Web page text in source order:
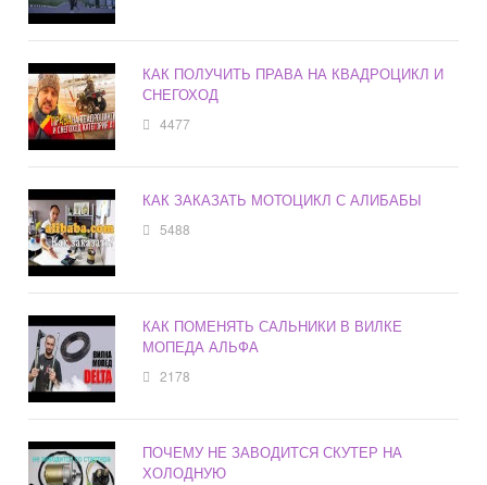
КАК ПОЛУЧИТЬ ПРАВА НА КВАДРОЦИКЛ И
СНЕГОХОД
4477
КАК ЗАКАЗАТЬ МОТОЦИКЛ С АЛИБАБЫ
5488
КАК ПОМЕНЯТЬ САЛЬНИКИ В ВИЛКЕ
МОПЕДА АЛЬФА
2178
ПОЧЕМУ НЕ ЗАВОДИТСЯ СКУТЕР НА
ХОЛОДНУЮ